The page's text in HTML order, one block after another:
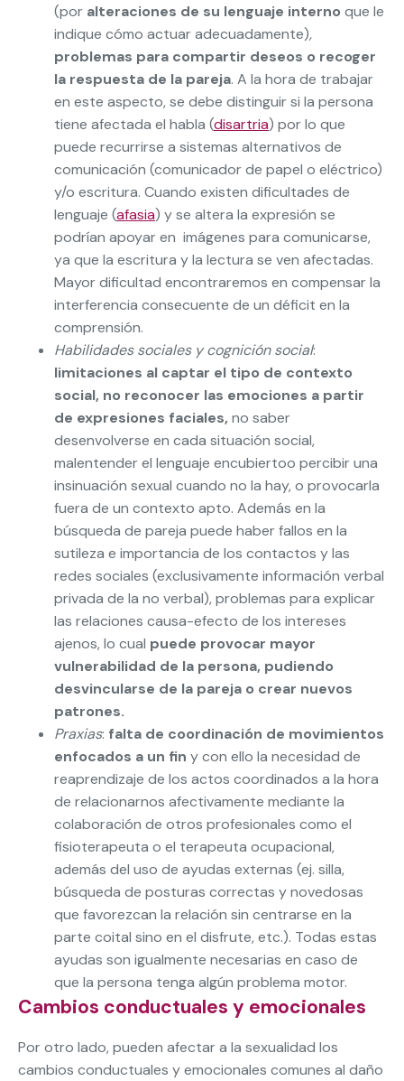
(por alteraciones de su lenguaje interno que le
indique cómo actuar adecuadamente),
problemas para compartir deseos o recoger
la respuesta de la pareja. A la hora de trabajar
en este aspecto, se debe distinguir si la persona
tiene afectada el habla (disartria) por lo que
puede recurrirse a sistemas alternativos de
comunicación (comunicador de papel o eléctrico)
y/o escritura. Cuando existen dificultades de
lenguaje (afasia) y se altera la expresión se
podrían apoyar en imágenes para comunicarse,
ya que la escritura y la lectura se ven afectadas.
Mayor dificultad encontraremos en compensar la
interferencia consecuente de un déficit en la
comprensión.
Habilidades sociales y cognición social:
limitaciones al captar el tipo de contexto
social, no reconocer las emociones a partir
de expresiones faciales, no saber
desenvolverse en cada situación social,
malentender el lenguaje encubiertoo percibir una
insinuación sexual cuando no la hay, o provocarla
fuera de un contexto apto. Además en la
búsqueda de pareja puede haber fallos en la
sutileza e importancia de los contactos y las
redes sociales (exclusivamente información verbal
privada de la no verbal), problemas para explicar
las relaciones causa-efecto de los intereses
ajenos, lo cual puede provocar mayor
vulnerabilidad de la persona, pudiendo
desvincularse de la pareja o crear nuevos
patrones.
Praxias: falta de coordinación de movimientos
enfocados a un fin y con ello la necesidad de
reaprendizaje de los actos coordinados a la hora
de relacionarnos afectivamente mediante la
colaboración de otros profesionales como el
fisioterapeuta o el terapeuta ocupacional,
además del uso de ayudas externas (ej. silla,
búsqueda de posturas correctas y novedosas
que favorezcan la relación sin centrarse en la
parte coital sino en el disfrute, etc.). Todas estas
ayudas son igualmente necesarias en caso de
que la persona tenga algún problema motor.
Cambios conductuales y emocionales
Por otro lado, pueden afectar a la sexualidad los
cambios conductuales y emocionales comunes al daño